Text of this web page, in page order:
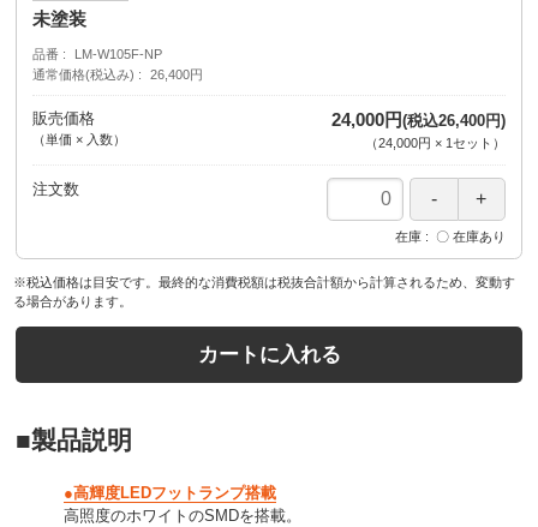
未塗装
品番
LM-W105F-NP
通常価格(税込み)
26,400円
販売価格
（単価 × 入数）
24,000円(税込26,400円)
（24,000円 × 1 セット ）
注文数
在庫 〇 在庫あり
※税込価格は目安です。最終的な消費税額は税抜合計額から計算されるため、変動す
る場合があります。
カートに入れる
■製品説明
●高輝度LEDフットランプ搭載
高照度のホワイトのSMDを搭載。